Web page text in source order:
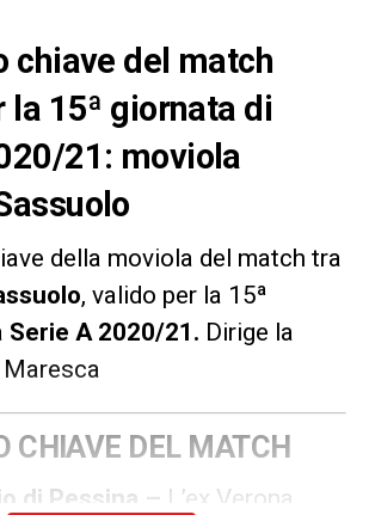
chiave del match
la 15ª giornata di
21: moviola
della moviola del match tra
, valido per la 15ª
Serie A 2020/21 . Dirige la
Maresca
CHIAVE DEL MATCH
di Pessina – L’ex Verona